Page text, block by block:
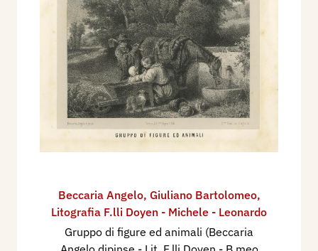
Beccaria Angelo, Giuliano Bartolomeo,
Litografia F.lli Doyen - Michele - Leonardo
Gruppo di figure ed animali (Beccaria